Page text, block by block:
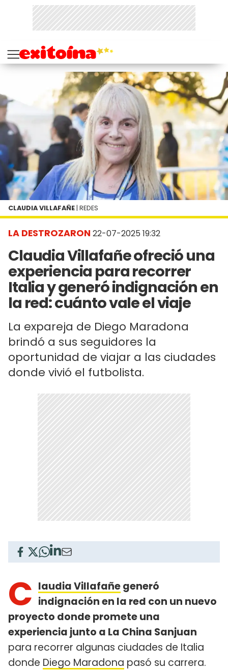
LA DESTROZARON 22-07-2025 19:32
Claudia Villafañe ofreció una
experiencia para recorrer
Italia y generó indignación en
la red: cuánto vale el viaje
La expareja de Diego Maradona
brindó a sus seguidores la
oportunidad de viajar a las ciudades
donde vivió el futbolista.
CLAUDIA VILLAFAÑE | REDES
C laudia Villafañegeneró
indignación en la red con un nuevo
proyecto donde promete una
experiencia junto a La China Sanjuan
para recorrer algunas ciudades de Italia
donde Diego Maradona pasó su carrera.